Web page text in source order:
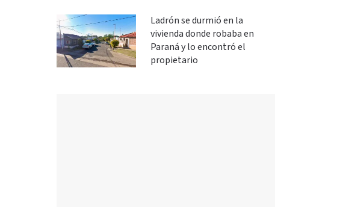
Ladrón se durmió en la
vivienda donde robaba en
Paraná y lo encontró el
propietario